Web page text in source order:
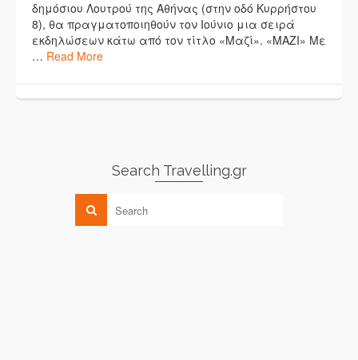
δημόσιου Λουτρού της Αθήνας (στην οδό Κυρρήστου
8), θα πραγματοποιηθούν τον Ιούνιο μια σειρά
εκδηλώσεων κάτω από τον τίτλο «Μαζί». «ΜΑΖΙ» Με
… Read More
Search Travelling.gr